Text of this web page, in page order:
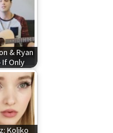
& Ryan
If Only
Koliko